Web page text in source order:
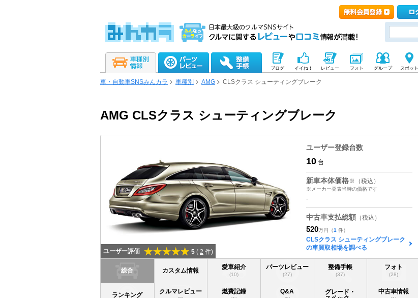
ブログ イイね！ レビュー フォト グループ スポット
車・自動車SNSみんカラ 車種別 AMG CLSクラス シューティングブレーク
AMG CLSクラス シューティングブレーク
ユーザー評価 5 ( 2 件)
ユーザー登録台数
10 台
新車本体価格※（税込）
※メーカー発表当時の価格です
-
中古車支払総額 （税込）
520万円 （1 件）
CLSクラス シューティングブレーク
の車買取相場を調べる
総合 カスタム情報
愛車紹介
(10)
パーツレビュー
(27)
整備手帳
(37)
フォト
(28)
ランキング
クルマレビュー 燃費記録 Q&A
グレード・
中古車情報